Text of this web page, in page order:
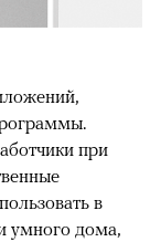
при
в
умного дома,